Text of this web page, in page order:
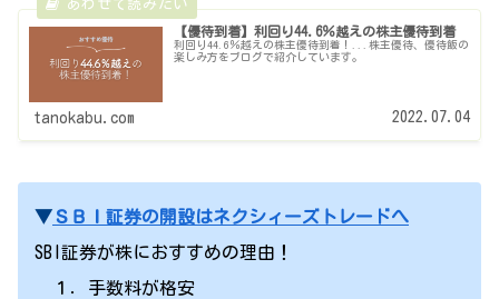
【優待到着】利回り44.6％越えの株主優待到着
利回り44.6％越えの株主優待到着！...株主優待、優待飯の
楽しみ方をブログで紹介しています。
tanokabu.com 2022.07.04
▼ＳＢＩ証券の開設はネクシィーズトレードへ
SBI証券が株におすすめの理由！
１．手数料が格安